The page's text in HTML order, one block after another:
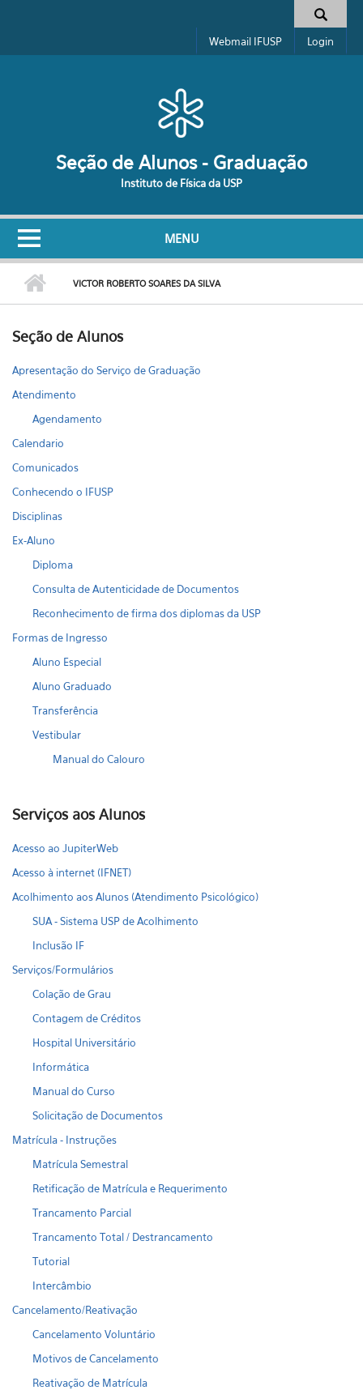
Formulário de busca
Webmail IFUSP Login
Seção de Alunos - Graduação
Instituto de Física da USP
MENU
VICTOR ROBERTO SOARES DA SILVA
Seção de Alunos
Apresentação do Serviço de Graduação
Atendimento
Agendamento
Calendario
Comunicados
Conhecendo o IFUSP
Disciplinas
Ex-Aluno
Diploma
Consulta de Autenticidade de Documentos
Reconhecimento de firma dos diplomas da USP
Formas de Ingresso
Aluno Especial
Aluno Graduado
Transferência
Vestibular
Manual do Calouro
Serviços aos Alunos
Acesso ao JupiterWeb
Acesso à internet (IFNET)
Acolhimento aos Alunos (Atendimento Psicológico)
SUA - Sistema USP de Acolhimento
Inclusão IF
Serviços/Formulários
Colação de Grau
Contagem de Créditos
Hospital Universitário
Informática
Manual do Curso
Solicitação de Documentos
Matrícula - Instruções
Matrícula Semestral
Retificação de Matrícula e Requerimento
Trancamento Parcial
Trancamento Total / Destrancamento
Tutorial
Intercâmbio
Cancelamento/Reativação
Cancelamento Voluntário
Motivos de Cancelamento
Reativação de Matrícula